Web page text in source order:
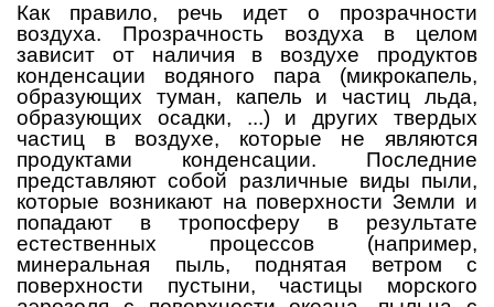
Как правило, речь идет о прозрачности
воздуха. Прозрачность воздуха в целом
зависит от наличия в воздухе продуктов
конденсации водяного пара (микрокапель,
образующих туман, капель и частиц льда,
образующих осадки, ...) и других твердых
частиц в воздухе, которые не являются
продуктами конденсации. Последние
представляют собой различные виды пыли,
которые возникают на поверхности Земли и
попадают в тропосферу в результате
естественных процессов (например,
минеральная пыль, поднятая ветром с
поверхности пустыни, частицы морского